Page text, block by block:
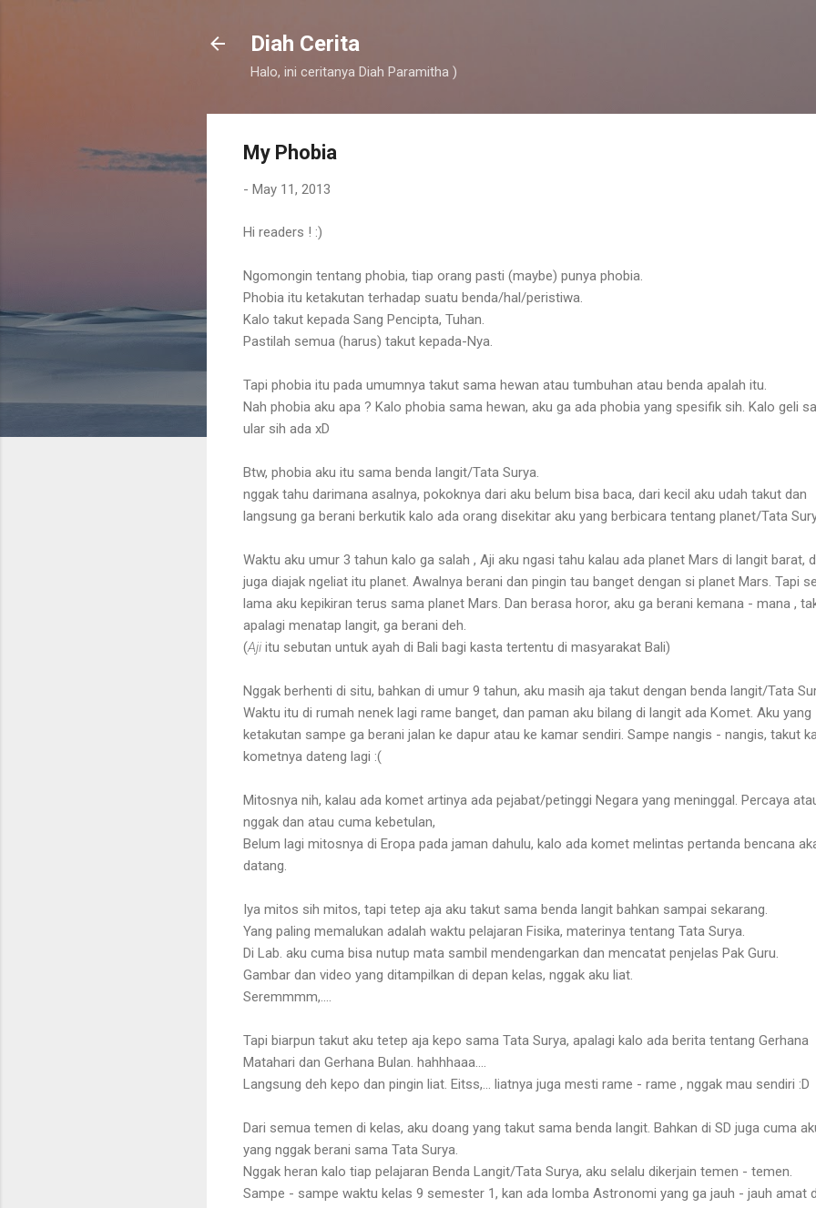
Diah Cerita
Halo, ini ceritanya Diah Paramitha )
My Phobia
- May 11, 2013
Hi readers ! :)
Ngomongin tentang phobia, tiap orang pasti (maybe) punya phobia.
Phobia itu ketakutan terhadap suatu benda/hal/peristiwa.
Kalo takut kepada Sang Pencipta, Tuhan.
Pastilah semua (harus) takut kepada-Nya.
Tapi phobia itu pada umumnya takut sama hewan atau tumbuhan atau benda apalah itu.
Nah phobia aku apa ? Kalo phobia sama hewan, aku ga ada phobia yang spesifik sih. Kalo geli
ular sih ada xD
Btw, phobia aku itu sama benda langit/Tata Surya.
nggak tahu darimana asalnya, pokoknya dari aku belum bisa baca, dari kecil aku udah takut dan
langsung ga berani berkutik kalo ada orang disekitar aku yang berbicara tentang planet/Tata
Waktu aku umur 3 tahun kalo ga salah , Aji aku ngasi tahu kalau ada planet Mars di langit barat,
juga diajak ngeliat itu planet. Awalnya berani dan pingin tau banget dengan si planet Mars. Tapi
lama aku kepikiran terus sama planet Mars. Dan berasa horor, aku ga berani kemana - mana ,
apalagi menatap langit, ga berani deh.
(Aji itu sebutan untuk ayah di Bali bagi kasta tertentu di masyarakat Bali)
Nggak berhenti di situ, bahkan di umur 9 tahun, aku masih aja takut dengan benda langit/Tata
Waktu itu di rumah nenek lagi rame banget, dan paman aku bilang di langit ada Komet. Aku yang
ketakutan sampe ga berani jalan ke dapur atau ke kamar sendiri. Sampe nangis - nangis, takut
kometnya dateng lagi :(
Mitosnya nih, kalau ada komet artinya ada pejabat/petinggi Negara yang meninggal. Percaya
nggak dan atau cuma kebetulan,
Belum lagi mitosnya di Eropa pada jaman dahulu, kalo ada komet melintas pertanda bencana
datang.
Iya mitos sih mitos, tapi tetep aja aku takut sama benda langit bahkan sampai sekarang.
Yang paling memalukan adalah waktu pelajaran Fisika, materinya tentang Tata Surya.
Di Lab. aku cuma bisa nutup mata sambil mendengarkan dan mencatat penjelas Pak Guru.
Gambar dan video yang ditampilkan di depan kelas, nggak aku liat.
Seremmmm,....
Tapi biarpun takut aku tetep aja kepo sama Tata Surya, apalagi kalo ada berita tentang Gerhana
Matahari dan Gerhana Bulan. hahhhaaa....
Langsung deh kepo dan pingin liat. Eitss,... liatnya juga mesti rame - rame , nggak mau sendiri :D
Dari semua temen di kelas, aku doang yang takut sama benda langit. Bahkan di SD juga cuma
yang nggak berani sama Tata Surya.
Nggak heran kalo tiap pelajaran Benda Langit/Tata Surya, aku selalu dikerjain temen - temen.
Sampe - sampe waktu kelas 9 semester 1, kan ada lomba Astronomi yang ga jauh - jauh amat